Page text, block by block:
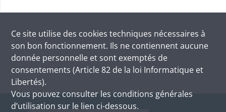
Ce site utilise des cookies techniques nécessaires à
son bon fonctionnement. Ils ne contiennent aucune
donnée personnelle et sont exemptés de
consentements (Article 82 de la loi Informatique et
Libertés).
Vous pouvez consulter les conditions générales
d’utilisation sur le lien ci-dessous.